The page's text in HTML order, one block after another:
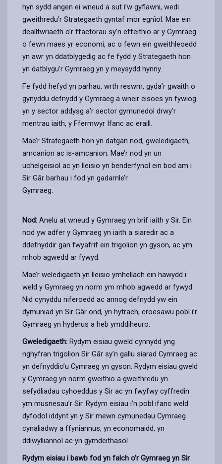
hyn sydd angen ei wneud a sut i’w gyflawni, wedi
gweithredu’r Strategaeth gyntaf mor egnïol. Mae ein
dealltwriaeth o’r ffactorau sy’n effeithio ar y Gymraeg
o fewn maes yr economi, ac o fewn ein gweithleoedd
yn awr yn ddatblygedig ac fe fydd y Strategaeth hon
yn datblygu’r Gymraeg yn y meysydd hynny.
Fe fydd hefyd yn parhau, wrth reswm, gyda’r gwaith o
gynyddu defnydd y Gymraeg a wneir eisoes yn fywiog
yn y sector addysg a’r sector gymunedol drwy’r
mentrau iaith, y Ffermwyr Ifanc ac eraill.
Mae’r Strategaeth hon yn datgan nod, gweledigaeth,
amcanion ac is-amcanion. Mae’r nod yn un
uchelgeisiol ac yn lleisio yn benderfynol ein bod am i
Sir Gâr barhau i fod yn gadarnle’r
Gymraeg.
Nod: Anelu at wneud y Gymraeg yn brif iaith y Sir. Ein
nod yw adfer y Gymraeg yn iaith a siaredir ac a
ddefnyddir gan fwyafrif ein trigolion yn gyson, ac ym
mhob agwedd ar fywyd.
Mae’r weledigaeth yn lleisio ymhellach ein hawydd i
weld y Gymraeg yn norm ym mhob agwedd ar fywyd.
Nid cynyddu niferoedd ac annog defnydd yw ein
dymuniad yn Sir Gâr ond, yn hytrach, croesawu pobl i’r
Gymraeg yn hyderus a heb ymddiheuro:
Gweledigaeth: Rydym eisiau gweld cynnydd yng
nghyfran trigolion Sir Gâr sy’n gallu siarad Cymraeg ac
yn defnyddio’u Cymraeg yn gyson. Rydym eisiau gweld
y Gymraeg yn norm gweithio a gweithredu yn
sefydliadau cyhoeddus y Sir ac yn fwyfwy cyffredin
ym musnesau’r Sir. Rydym eisiau i’n pobl ifanc weld
dyfodol iddynt yn y Sir mewn cymunedau Cymraeg
cynaliadwy a ffyniannus, yn economaidd, yn
ddiwylliannol ac yn gymdeithasol.
Rydym eisiau i bawb fod yn falch o’r Gymraeg yn Sir